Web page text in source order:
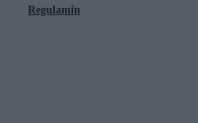
Regulamin